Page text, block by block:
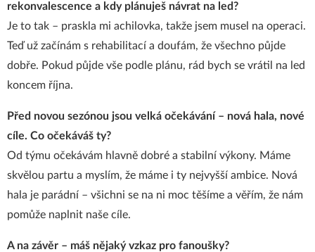
rekonvalescence a kdy plánuješ návrat na led?
Je to tak – praskla mi achilovka, takže jsem musel na operaci.
Teď už začínám s rehabilitací a doufám, že všechno půjde
dobře. Pokud půjde vše podle plánu, rád bych se vrátil na led
koncem října.
Před novou sezónou jsou velká očekávání – nová hala, nové
cíle. Co očekáváš ty?
Od týmu očekávám hlavně dobré a stabilní výkony. Máme
skvělou partu a myslím, že máme i ty nejvyšší ambice. Nová
hala je parádní – všichni se na ni moc těšíme a věřím, že nám
pomůže naplnit naše cíle.
A na závěr – máš nějaký vzkaz pro fanoušky?